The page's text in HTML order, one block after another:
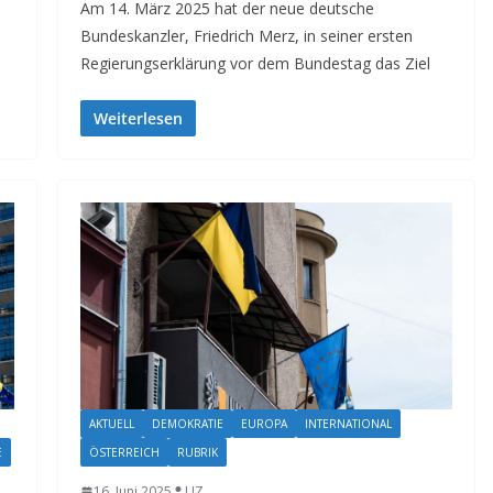
Am 14. März 2025 hat der neue deutsche
Bundeskanzler, Friedrich Merz, in seiner ersten
Regierungserklärung vor dem Bundestag das Ziel
Weiterlesen
AKTUELL DEMOKRATIE EUROPA
INTERNATIONAL
ÖSTERREICH
RUBRIK